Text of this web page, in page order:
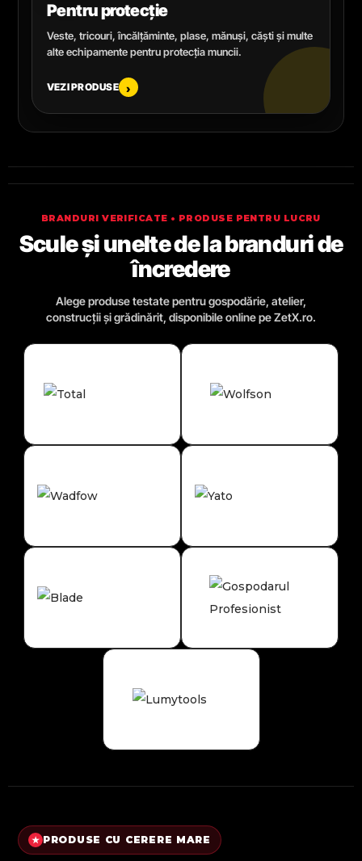
Pentru protecție
Veste, tricouri, încălțăminte, plase, mănuși, căști și multe
alte echipamente pentru protecția muncii.
VEZI PRODUSE ›
BRANDURI VERIFICATE • PRODUSE PENTRU LUCRU
Scule și unelte de la branduri de
încredere
Alege produse testate pentru gospodărie, atelier,
construcții și grădinărit, disponibile online pe ZetX.ro.
★ PRODUSE CU CERERE MARE